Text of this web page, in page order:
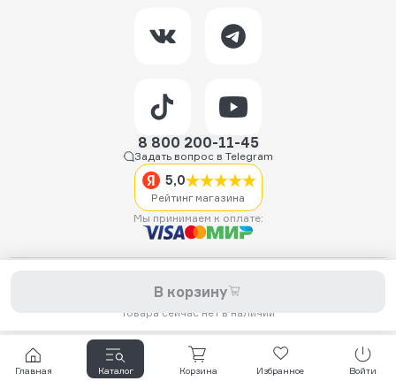
В корзину
Товара сейчас нет в наличии
8 800 200-11-45
Задать вопрос в Telegram
5,0
Рейтинг магазина
Мы принимаем к оплате:
самокатов, запчастей для самокатов, аксессуаров, экипировки,
одежды и обуви.
Главная Каталог Корзина Избранное Войти